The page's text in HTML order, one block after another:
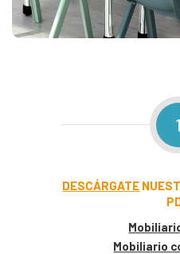
1
DESCÁRGATE
Mobiliario